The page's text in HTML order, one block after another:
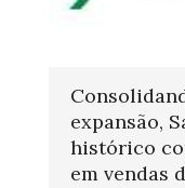
expansão,
histórico
em vendas